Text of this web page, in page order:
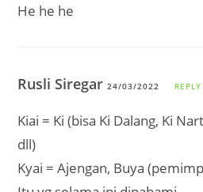
He he he
Rusli Siregar24/03/2022 REPLY
Kiai = Ki (bisa Ki Dalang, Ki
dll)
Kyai = Ajengan, Buya